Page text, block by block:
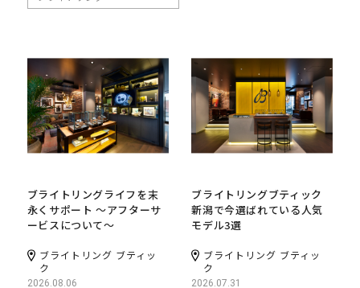
ブライトリングライフを末
永くサポート ～アフターサ
ービスについて～
ブライトリング ブティッ
ク
2026.08.06
ブライトリングブティック
新潟で今選ばれている人気
モデル3選
ブライトリング ブティッ
ク
2026.07.31